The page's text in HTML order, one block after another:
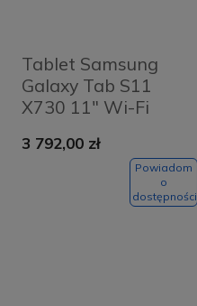
Tablet Samsung
Galaxy Tab S11
X730 11" Wi-Fi
Silver
3 792,00 zł
Powiadom
o
dostępności